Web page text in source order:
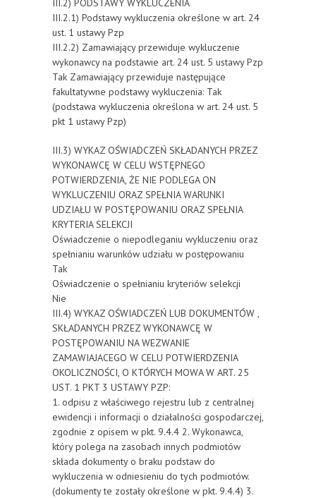
III.2) PODSTAWY WYKLUCZENIA
III.2.1) Podstawy wykluczenia określone w art. 24
ust. 1 ustawy Pzp
III.2.2) Zamawiający przewiduje wykluczenie
wykonawcy na podstawie art. 24 ust. 5 ustawy Pzp
Tak Zamawiający przewiduje następujące
fakultatywne podstawy wykluczenia: Tak
(podstawa wykluczenia określona w art. 24 ust. 5
pkt 1 ustawy Pzp)
III.3) WYKAZ OŚWIADCZEŃ SKŁADANYCH PRZEZ
WYKONAWCĘ W CELU WSTĘPNEGO
POTWIERDZENIA, ŻE NIE PODLEGA ON
WYKLUCZENIU ORAZ SPEŁNIA WARUNKI
UDZIAŁU W POSTĘPOWANIU ORAZ SPEŁNIA
KRYTERIA SELEKCJI
Oświadczenie o niepodleganiu wykluczeniu oraz
spełnianiu warunków udziału w postępowaniu
Tak
Oświadczenie o spełnianiu kryteriów selekcji
Nie
III.4) WYKAZ OŚWIADCZEŃ LUB DOKUMENTÓW ,
SKŁADANYCH PRZEZ WYKONAWCĘ W
POSTĘPOWANIU NA WEZWANIE
ZAMAWIAJACEGO W CELU POTWIERDZENIA
OKOLICZNOŚCI, O KTÓRYCH MOWA W ART. 25
UST. 1 PKT 3 USTAWY PZP:
1. odpisu z właściwego rejestru lub z centralnej
ewidencji i informacji o działalności gospodarczej,
zgodnie z opisem w pkt. 9.4.4 2. Wykonawca,
który polega na zasobach innych podmiotów
składa dokumenty o braku podstaw do
wykluczenia w odniesieniu do tych podmiotów.
(dokumenty te zostały określone w pkt. 9.4.4) 3.